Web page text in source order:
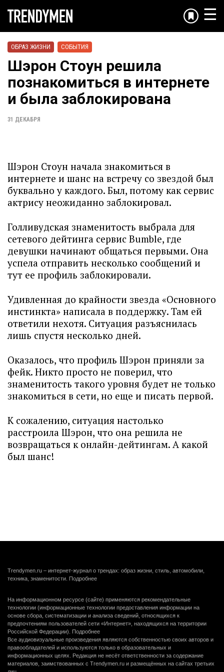
☰
ОБРАЗ ЖИЗНИ СОБЫТИЯ
Шэрон Стоун решила
познакомиться в интернете
и была заблокирована
31 ДЕКАБРЯ
Шэрон Стоун начала знакомиться в
интернете и шанс на встречу со звездой был
буквально у каждого. Был, потому как сервис
актрису неожиданно заблокировал.
Голливудская знаменитость выбрала для
сетевого дейтинга сервис Bumble, где
девушки начинают общаться первыми. Она
успела отправить несколько сообщений и
тут ее профиль заблокировали.
Удивленная до крайности звезда «Основного
инстинкта» написала в поддержку. Там ей
ответили нехотя. Ситуация разъяснилась
лишь спустя несколько дней.
Оказалось, что профиль Шэрон приняли за
фейк. Никто просто не поверил, что
знаменитость такого уровня будет не только
знакомиться в сети, но еще и писать первой.
К сожалению, ситуация настолько
расстроила Шэрон, что она решила не
возвращаться к онлайн-дейтингам. А какой
был шанс!
Trendymen.ru – интернет-журнал о трендах: образ жизни, стиль, автомобили,
техника, знаменитости. Подробнее
На информационном ресурсе (сайте) применяются рекомендательные
технологии (информационные технологии предоставления информации на
основе сбора, систематизации и анализа сведений, относящихся к
предпочтениям пользователей сети «Интернет», находящихся на территории
Российской Федерации). Подробнее
Все аудиовизуальные произведения являются собственностью своих авторов и
правообладателей и используются только в образовательных и
информационных целях. Редакция не несёт ответственности за содержание
материалов, заимствованных с Trendymen.ru и размещённых на сайтах третьих